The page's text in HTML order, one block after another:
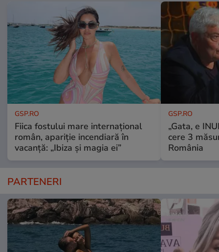
GSP.RO
Fiica fostului mare internațional
român, apariție incendiară în
vacanță: „Ibiza și magia ei”
GSP.RO
„Gata, e
cere 3
România
PARTENERI